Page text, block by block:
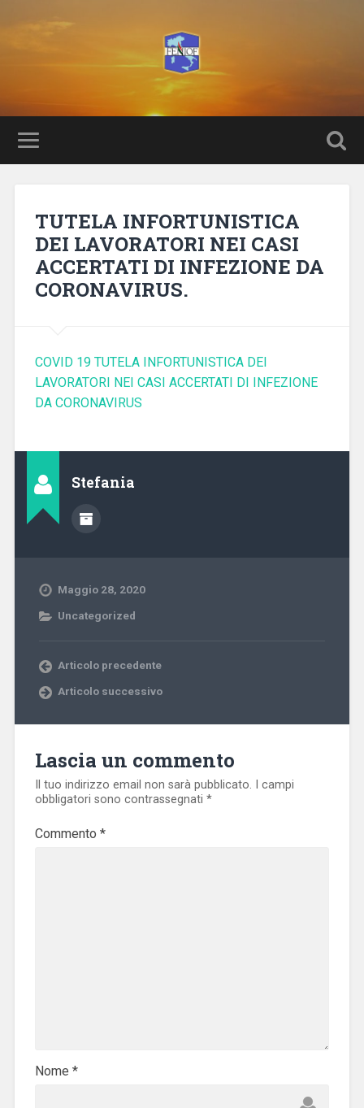
TUTELA INFORTUNISTICA
DEI LAVORATORI NEI CASI
ACCERTATI DI INFEZIONE DA
CORONAVIRUS.
COVID 19 TUTELA INFORTUNISTICA DEI
LAVORATORI NEI CASI ACCERTATI DI INFEZIONE
DA CORONAVIRUS
Stefania
Maggio 28, 2020
Uncategorized
Articolo precedente
Articolo successivo
Lascia un commento
Il tuo indirizzo email non sarà pubblicato.
I campi
obbligatori sono contrassegnati *
Commento *
Nome *